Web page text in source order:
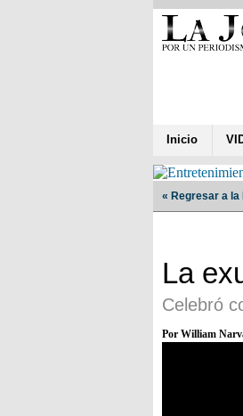
Inicio
« Regresar a la
La
Celebró
Por William